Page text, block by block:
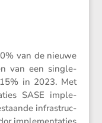
van de nieuwe
van een single-
in 2023. Met
SASE imple­
infra­struc­